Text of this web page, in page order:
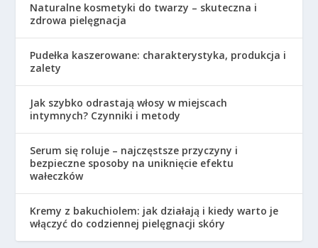
Naturalne kosmetyki do twarzy – skuteczna i
zdrowa pielęgnacja
Pudełka kaszerowane: charakterystyka, produkcja i
zalety
Jak szybko odrastają włosy w miejscach
intymnych? Czynniki i metody
Serum się roluje – najczęstsze przyczyny i
bezpieczne sposoby na uniknięcie efektu
wałeczków
Kremy z bakuchiolem: jak działają i kiedy warto je
włączyć do codziennej pielęgnacji skóry